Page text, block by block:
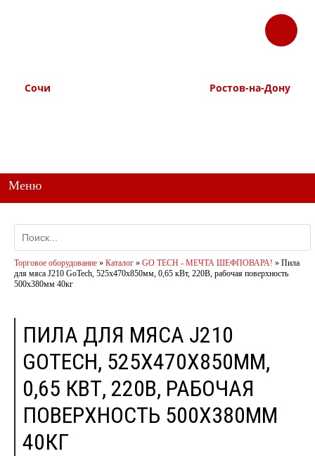
Сочи
ЗАКАЗАТЬ
ЗВОНОК
Ростов-на-Дону
Меню
Торговое оборудование » Каталог » GO TECH - МЕЧТА ШЕФПОВАРА! » Пила
для мяса J210 GoTech, 525х470х850мм, 0,65 кВт, 220В, рабочая поверхность
500х380мм 40кг
ПИЛА ДЛЯ МЯСА J210
GOTECH, 525Х470Х850ММ,
0,65 КВТ, 220В, РАБОЧАЯ
ПОВЕРХНОСТЬ 500Х380ММ
40КГ